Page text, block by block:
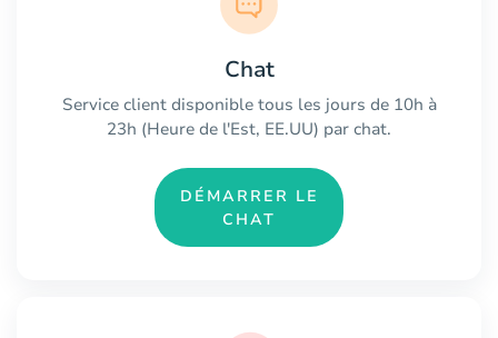
Chat
Service client disponible tous les jours de 10h à
23h (Heure de l'Est, EE.UU) par chat.
DÉMARRER LE
CHAT